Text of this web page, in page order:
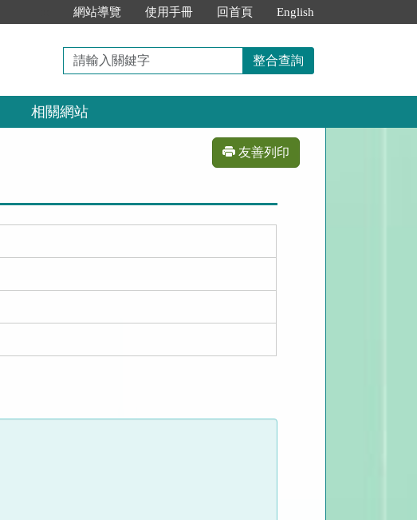
網站導覽 使用手冊 回首頁 English
請
輸
入
關
鍵
整合查詢
相關網站
友善列印